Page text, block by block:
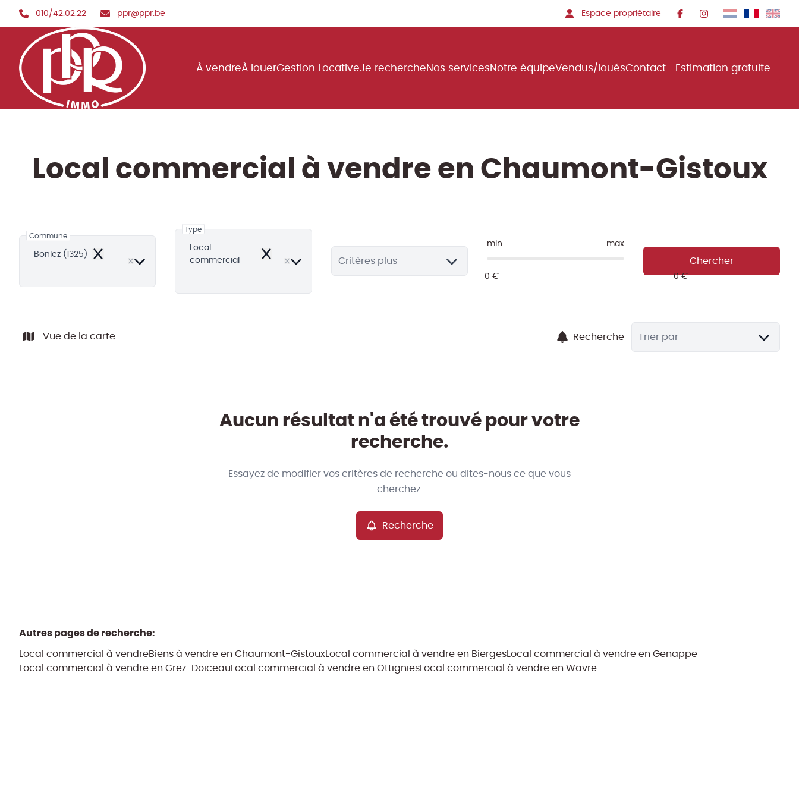
Aller au contenu principal
010/42.02.22 ppr@ppr.be Espace propriétaire
À vendreÀ louerGestion LocativeJe rechercheNos servicesNotre équipeVendus/louésContact Estimation gratuite
Local commercial à vendre en Chaumont-Gistoux
Commune
Bonlez (1325)
Remove
Type
Local
commercial
Remove Critères plus
min max
Chercher
Vue de la carte Recherche Trier par
Aucun résultat n'a été trouvé pour votre
recherche.
Essayez de modifier vos critères de recherche ou dites-nous ce que vous
cherchez.
Recherche
Autres pages de recherche:
Local commercial à vendreBiens à vendre en Chaumont-GistouxLocal commercial à vendre en BiergesLocal commercial à vendre en Genappe
Local commercial à vendre en Grez-DoiceauLocal commercial à vendre en OttigniesLocal commercial à vendre en Wavre